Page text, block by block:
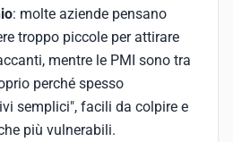
: molte aziende pensano
troppo piccole per attirare
mentre le PMI sono tra
perché spesso
semplici", facili da colpire e
più vulnerabili.